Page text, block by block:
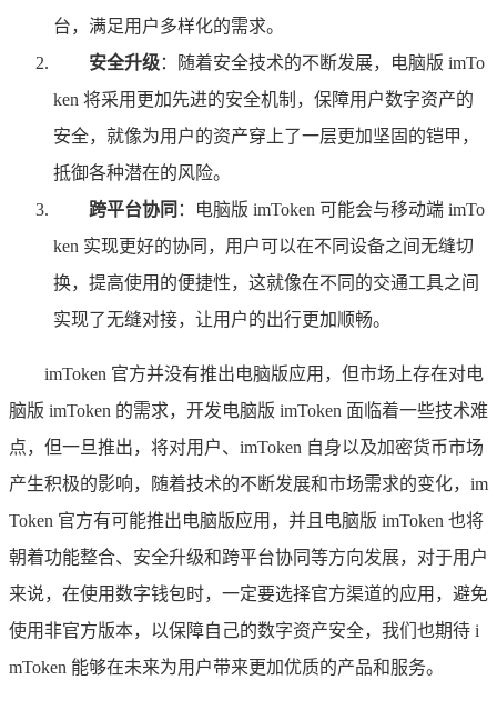
台，满足用户多样化的需求。
安全升级：随着安全技术的不断发展，电脑版 imTo
ken 将采用更加先进的安全机制，保障用户数字资产的
安全，就像为用户的资产穿上了一层更加坚固的铠甲，
抵御各种潜在的风险。
跨平台协同 ：电脑版 imToken 可能会与移动端 imTo
ken 实现更好的协同，用户可以在不同设备之间无缝切
换，提高使用的便捷性，这就像在不同的交通工具之间
实现了无缝对接，让用户的出行更加顺畅。
imToken 官方并没有推出电脑版应用，但市场上存在对电
脑版 imToken 的需求，开发电脑版 imToken 面临着一些技术难
点，但一旦推出，将对用户、imToken 自身以及加密货币市场
产生积极的影响，随着技术的不断发展和市场需求的变化，im
Token 官方有可能推出电脑版应用，并且电脑版 imToken 也将
朝着功能整合、安全升级和跨平台协同等方向发展，对于用户
来说，在使用数字钱包时，一定要选择官方渠道的应用，避免
使用非官方版本，以保障自己的数字资产安全，我们也期待 i
mToken 能够在未来为用户带来更加优质的产品和服务。